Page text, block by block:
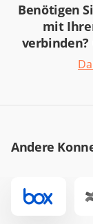
Benötigen
mit
Andere